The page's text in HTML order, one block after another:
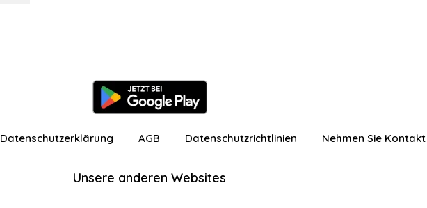
Datenschutzerklärung AGB Datenschutzrichtlinien Nehmen Sie
Unsere anderen Websites